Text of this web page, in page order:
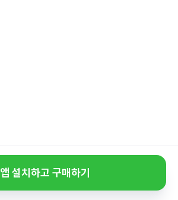
앱 설치하고 구매하기